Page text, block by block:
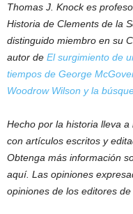
Thomas J. Knock es
Historia de Clements de la
distinguido miembro en su
autor de El surgimiento de
tiempos de George
Woodrow Wilson y la
Hecho por la historia lleva
con artículos escritos y
Obtenga más información
aquí. Las opiniones
opiniones de los editores de